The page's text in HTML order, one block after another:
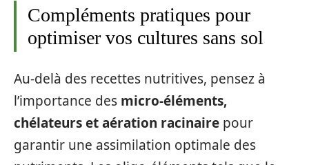
Compléments pratiques pour
optimiser vos cultures sans sol
Au-delà des recettes nutritives, pensez à
l’importance des micro-éléments,
chélateurs et aération racinaire pour
garantir une assimilation optimale des